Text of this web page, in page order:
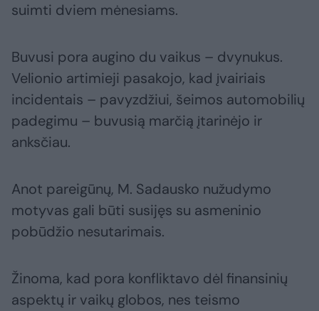
suimti dviem mėnesiams.
Buvusi pora augino du vaikus – dvynukus.
Velionio artimieji pasakojo, kad įvairiais
incidentais – pavyzdžiui, šeimos automobilių
padegimu – buvusią marčią įtarinėjo ir
anksčiau.
Anot pareigūnų, M. Sadausko nužudymo
motyvas gali būti susijęs su asmeninio
pobūdžio nesutarimais.
Žinoma, kad pora konfliktavo dėl finansinių
aspektų ir vaikų globos, nes teismo